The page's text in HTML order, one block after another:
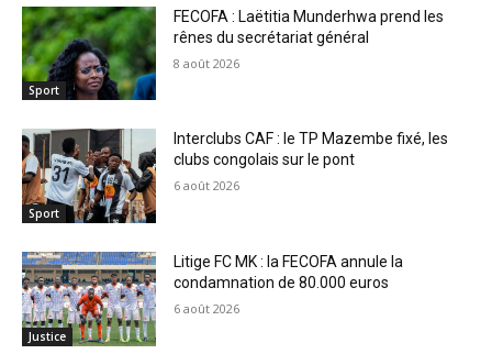
Sport
FECOFA : Laëtitia Munderhwa prend les
rênes du secrétariat général
8 août 2026
Sport
Interclubs CAF : le TP Mazembe fixé, les
clubs congolais sur le pont
6 août 2026
Justice
Litige FC MK : la FECOFA annule la
condamnation de 80.000 euros
6 août 2026